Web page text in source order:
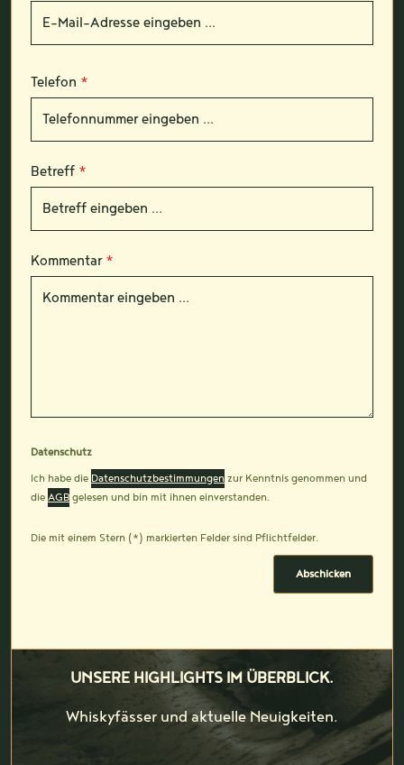
Telefon *
Betreff *
Kommentar *
Datenschutz
Ich habe die Datenschutzbestimmungen zur Kenntnis genommen und
die AGB gelesen und bin mit ihnen einverstanden.
Die mit einem Stern (*) markierten Felder sind Pflichtfelder.
Abschicken
UNSERE HIGHLIGHTS IM ÜBERBLICK.
Whiskyfässer und aktuelle Neuigkeiten.